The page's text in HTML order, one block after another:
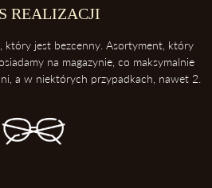
uderzeniami oraz kurzem.
przednią powierzchnią do góry
przed porysowaniem.
temperaturami
rozdzielcza samochodu. Soczewki
REALIZACJI
który jest bezcenny. Asortyment, który
na magazynie, co maksymalnie
a w niektórych przypadkach, nawet 2.